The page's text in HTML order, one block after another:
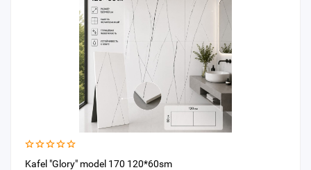
Kafel "Glory" model 170 120*60sm